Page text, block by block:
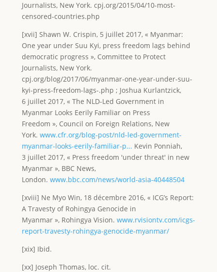
Journalists, New York. cpj.org/2015/04/10-most-
censored-countries.php
[xvii] Shawn W. Crispin, 5 juillet 2017, « Myanmar:
One year under Suu Kyi, press freedom lags behind
democratic progress », Committee to Protect
Journalists, New York.
cpj.org/blog/2017/06/myanmar-one-year-under-suu-
kyi-press-freedom-lags-.php ; Joshua Kurlantzick,
6 juillet 2017, « The NLD-Led Government in
Myanmar Looks Eerily Familiar on Press
Freedom », Council on Foreign Relations, New
York. www.cfr.org/blog-post/nld-led-government-
myanmar-looks-eerily-familiar-p... Kevin Ponniah,
3 juillet 2017, « Press freedom 'under threat' in new
Myanmar », BBC News,
London. www.bbc.com/news/world-asia-40448504
[xviii] Ne Myo Win, 18 décembre 2016, « ICG’s Report:
A Travesty of Rohingya Genocide in
Myanmar », Rohingya Vision. www.rvisiontv.com/icgs-
report-travesty-rohingya-genocide-myanmar/
[xix] Ibid.
[xx] Joseph Thomas, loc. cit.